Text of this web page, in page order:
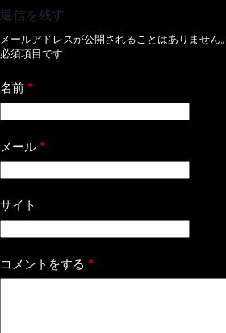
返信を残す
メールアドレスが公開されることはありません。
必須項目です
名前 *
メール *
サイト
コメントをする *